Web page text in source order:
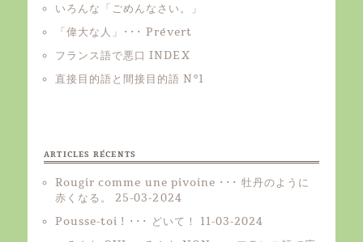
いろんな「ごめんなさい。」
「偉大な人」･･･ Prévert
フランス語で悪口 INDEX
直接目的語と間接目的語 Nº1
ARTICLES RÉCENTS
Rougir comme une pivoine ･･･ 牡丹のように
赤くなる。
25-03-2024
Pousse-toi ! ･･･ どいて！
11-03-2024